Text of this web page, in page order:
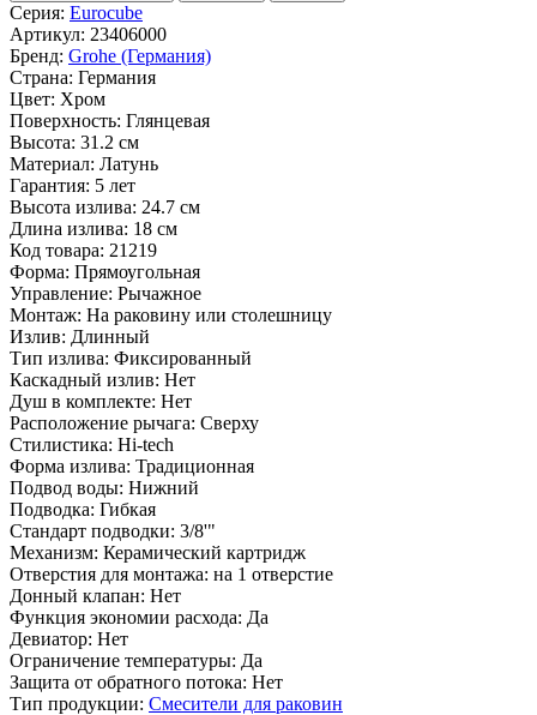
Серия: Eurocube
Артикул: 23406000
Бренд: Grohe (Германия)
Страна: Германия
Цвет: Хром
Поверхность: Глянцевая
Высота: 31.2 см
Материал: Латунь
Гарантия: 5 лет
Высота излива: 24.7 см
Длина излива: 18 см
Код товара: 21219
Форма: Прямоугольная
Управление: Рычажное
Монтаж: На раковину или столешницу
Излив: Длинный
Тип излива: Фиксированный
Каскадный излив: Нет
Душ в комплекте: Нет
Расположение рычага: Сверху
Стилистика: Hi-tech
Форма излива: Традиционная
Подвод воды: Нижний
Подводка: Гибкая
Стандарт подводки: 3/8'"
Механизм: Керамический картридж
Отверстия для монтажа: на 1 отверстие
Донный клапан: Нет
Функция экономии расхода: Да
Девиатор: Нет
Ограничение температуры: Да
Защита от обратного потока: Нет
Тип продукции: Смесители для раковин